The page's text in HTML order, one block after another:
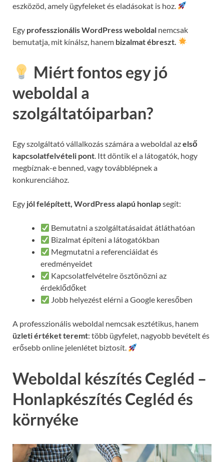
eszközöd, amely ügyfeleket és eladásokat is hoz.
Egy professzionális WordPress weboldal nemcsak
bemutatja, mit kínálsz, hanem bizalmat ébreszt.
Miért fontos egy jó
weboldal a
szolgáltatóiparban?
Egy szolgáltató vállalkozás számára a weboldal azelső
kapcsolatfelvételi pont. Itt döntik el a látogatók, hogy
megbíznak-e benned, vagy továbblépnek a
konkurenciához.
Egy jól felépített, WordPress alapú honlapsegít:
Bemutatni a szolgáltatásaidat átláthatóan
Bizalmat építeni a látogatókban
Megmutatni a referenciáidat és
eredményeidet
Kapcsolatfelvételre ösztönözni az
érdeklődőket
Jobb helyezést elérni a Google keresőben
A professzionális weboldal nemcsak esztétikus, hanem
üzleti értéket teremt: több ügyfelet, nagyobb bevételt és
erősebb online jelenlétet biztosít.
Weboldal készítés Cegléd –
Honlapkészítés Cegléd és
környéke